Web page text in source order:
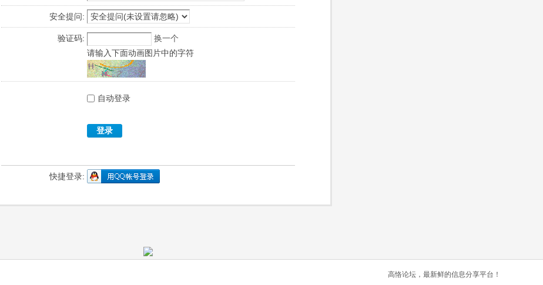
安全提问:
验证码:
换一个
请输入下面动画图片中的字符
自动登录
登录
快捷登录:
高恪论坛，最新鲜的信息分享平台！